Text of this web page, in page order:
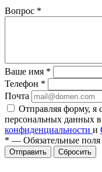
Вопрос *
Ваше имя *
Телефон *
Почта
Отправляя форму, я
персональных данных в
конфиденциальности и
* — Обязательные поля
Сбросить